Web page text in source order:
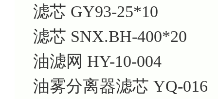
滤芯 GY93-25*10
滤芯 SNX.BH-400*20
油滤网 HY-10-004
油雾分离器滤芯 YQ-016